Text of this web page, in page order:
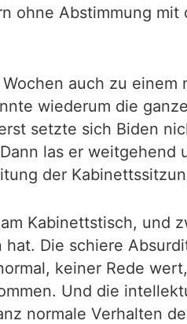
ohne Abstimmung
auch zu
wiederum die
setzte sich Biden
las er
der
Kabinettstisch, und
Die schiere
keiner Rede
Und die
normale Verhalten